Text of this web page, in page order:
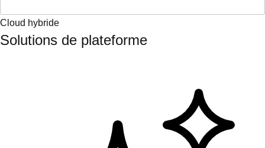
Cloud hybride
Solutions de plateforme